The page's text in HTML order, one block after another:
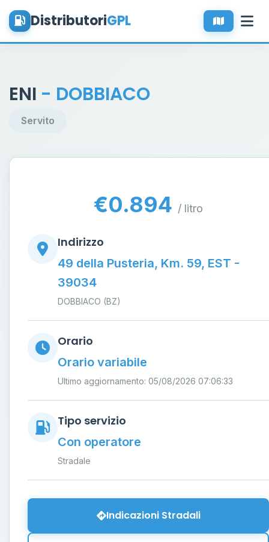
DistributoriGPL
ENI - DOBBIACO
Servito
€0.894 / litro
Indirizzo
49 della Pusteria, Km. 59, EST -
39034
DOBBIACO (BZ)
Orario
Orario variabile
Ultimo aggiornamento: 05/08/2026 07:06:33
Tipo servizio
Con operatore
Stradale
Indicazioni Stradali